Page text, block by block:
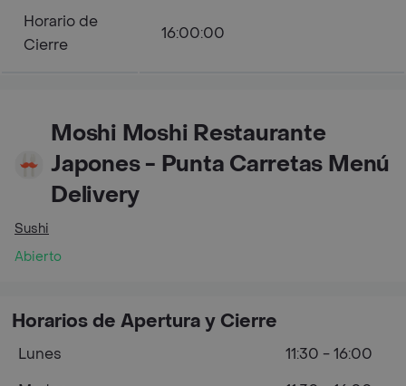
Horario de
Cierre
16:00:00
Moshi Moshi Restaurante
Japones - Punta Carretas Menú
Delivery
Sushi
Abierto
Horarios de Apertura y Cierre
Lunes
11:30 - 16:00